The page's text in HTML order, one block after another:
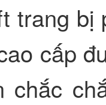
trang bị
cấp
chắc